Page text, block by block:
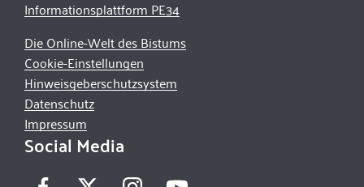
Informationsplattform PE34
Die Online-Welt des Bistums
Cookie-Einstellungen
Hinweisgeberschutzsystem
Datenschutz
Impressum
Social Media